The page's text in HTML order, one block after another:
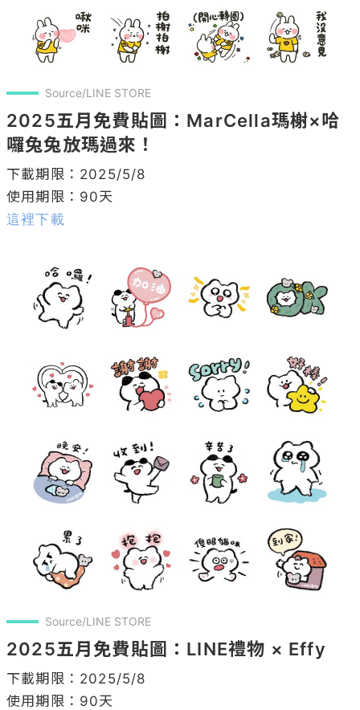
Source/LINE STORE
2025五月免費貼圖：MarCella瑪榭×哈
囉兔兔放瑪過來！
下載期限：2025/5/8
這裡下載
Source/LINE STORE
2025五月免費貼圖：LINE禮物 × Effy
下載期限：2025/5/8